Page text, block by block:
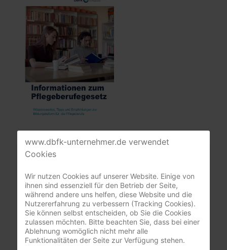
Mitgliederbereich
nur registrierte Pflegeunternehmer:innen
(DBfK Nordwest + Südost)
Benutzername
Passwort
www.dbfk-unternehmer.de verwendet
Cookies
Wir nutzen Cookies auf unserer Website. Einige von
ihnen sind essenziell für den Betrieb der Seite,
während andere uns helfen, diese Website und die
Nutzererfahrung zu verbessern (Tracking Cookies).
Sie können selbst entscheiden, ob Sie die Cookies
zulassen möchten. Bitte beachten Sie, dass bei einer
Ablehnung womöglich nicht mehr alle
Funktionalitäten der Seite zur Verfügung stehen.